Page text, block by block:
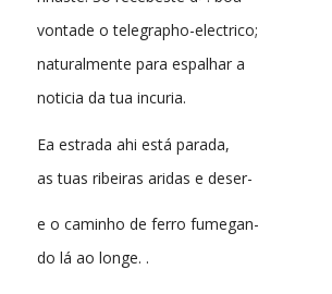
vontade o telegrapho-electrico;
naturalmente para espalhar a
noticia da tua incuria.
Ea estrada ahi está parada,
as tuas ribeiras aridas e deser-
e o caminho de ferro fumegan-
do lá ao longe. .